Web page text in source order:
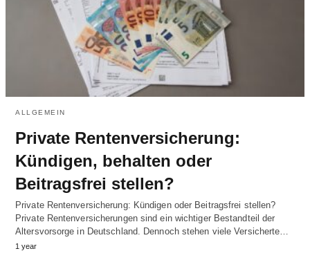
ALLGEMEIN
Private Rentenversicherung:
Kündigen, behalten oder
Beitragsfrei stellen?
Private Rentenversicherung: Kündigen oder Beitragsfrei stellen?
Private Rentenversicherungen sind ein wichtiger Bestandteil der
Altersvorsorge in Deutschland. Dennoch stehen viele Versicherte…
1 year